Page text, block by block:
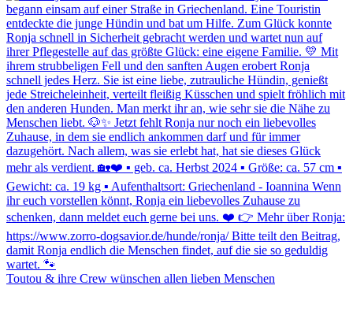
Toutou & ihre Crew wünschen allen lieben Menschen